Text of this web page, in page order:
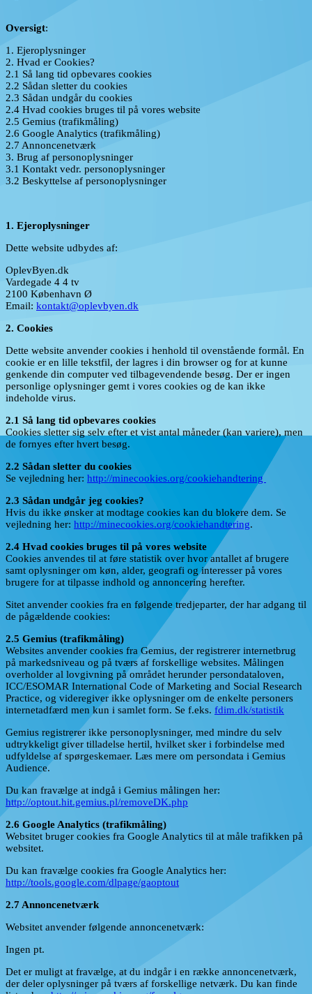
Oversigt:
1. Ejeroplysninger
2. Hvad er Cookies?
2.1 Så lang tid opbevares cookies
2.2 Sådan sletter du cookies
2.3 Sådan undgår du cookies
2.4 Hvad cookies bruges til på vores website
2.5 Gemius (trafikmåling)
2.6 Google Analytics (trafikmåling)
2.7 Annoncenetværk
3. Brug af personoplysninger
3.1 Kontakt vedr. personoplysninger
3.2 Beskyttelse af personoplysninger
1. Ejeroplysninger
Dette website udbydes af:
OplevByen.dk
Vardegade 4 4 tv
2100 København Ø
Email: kontakt@oplevbyen.dk
2. Cookies
Dette website anvender cookies i henhold til ovenstående formål. En
cookie er en lille tekstfil, der lagres i din browser og for at kunne
genkende din computer ved tilbagevendende besøg. Der er ingen
personlige oplysninger gemt i vores cookies og de kan ikke
indeholde virus.
2.1 Så lang tid opbevares cookies
Cookies sletter sig selv efter et vist antal måneder (kan variere), men
de fornyes efter hvert besøg.
2.2 Sådan sletter du cookies
Se vejledning her: http://minecookies.org/cookiehandtering
2.3 Sådan undgår jeg cookies?
Hvis du ikke ønsker at modtage cookies kan du blokere dem. Se
vejledning her: http://minecookies.org/cookiehandtering.
2.4 Hvad cookies bruges til på vores website
Cookies anvendes til at føre statistik over hvor antallet af brugere
samt oplysninger om køn, alder, geografi og interesser på vores
brugere for at tilpasse indhold og annoncering herefter.
Sitet anvender cookies fra en følgende tredjeparter, der har adgang til
de pågældende cookies:
2.5 Gemius (trafikmåling)
Websites anvender cookies fra Gemius, der registrerer internetbrug
på markedsniveau og på tværs af forskellige websites. Målingen
overholder al lovgivning på området herunder persondataloven,
ICC/ESOMAR International Code of Marketing and Social Research
Practice, og videregiver ikke oplysninger om de enkelte personers
internetadfærd men kun i samlet form. Se f.eks. fdim.dk/statistik
Gemius registrerer ikke personoplysninger, med mindre du selv
udtrykkeligt giver tilladelse hertil, hvilket sker i forbindelse med
udfyldelse af spørgeskemaer. Læs mere om persondata i Gemius
Audience.
Du kan fravælge at indgå i Gemius målingen her:
http://optout.hit.gemius.pl/removeDK.php
2.6 Google Analytics (trafikmåling)
Websitet bruger cookies fra Google Analytics til at måle trafikken på
websitet.
Du kan fravælge cookies fra Google Analytics her:
http://tools.google.com/dlpage/gaoptout
2.7 Annoncenetværk
Websitet anvender følgende annoncenetværk:
Ingen pt.
Det er muligt at fravælge, at du indgår i en række annoncenetværk,
der deler oplysninger på tværs af forskellige netværk. Du kan finde